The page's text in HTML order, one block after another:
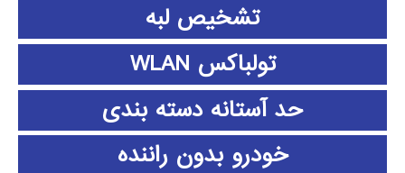
تشخیص لبه
تولباکس WLAN
حد آستانه دسته بندی
خودرو بدون راننده